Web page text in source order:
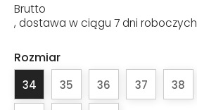
Brutto
, dostawa w ciągu 7 dni roboczych
Rozmiar
34 35 36 37 38